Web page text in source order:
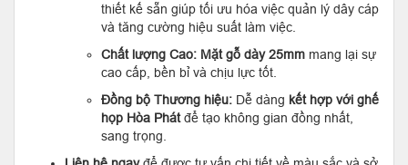
thiết kế sẵn giúp tối ưu hóa việc quản lý dây cáp
và tăng cường hiệu suất làm việc.
Chất lượng Cao: Mặt gỗ dày 25mm mang lại sự
cao cấp, bền bỉ và chịu lực tốt.
Đồng bộ Thương hiệu: Dễ dàng kết hợp với ghế
họp Hòa Phátđể tạo không gian đồng nhất,
sang trọng.